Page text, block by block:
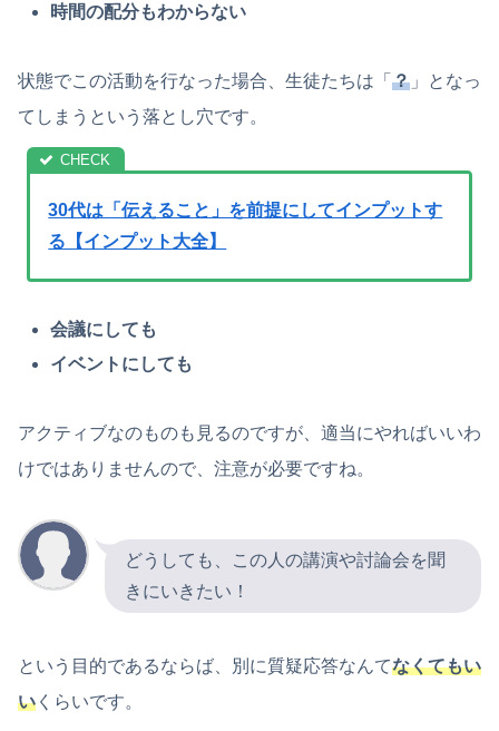
時間の配分もわからない
状態でこの活動を行なった場合、生徒たちは「 ？ 」となっ
てしまうという落とし穴です。
30代は「伝えること」を前提にしてインプットす
る【インプット大全】
会議にしても
イベントにしても
アクティブなのものも見るのですが、適当にやればいいわ
けではありませんので、注意が必要ですね。
どうしても、この人の講演や討論会を聞
きにいきたい！
という目的であるならば、別に質疑応答なんてなくてもい
い くらいです。